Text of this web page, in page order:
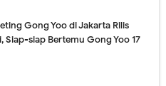
Gong Yoo di Jakarta Rilis
Siap-siap Bertemu Gong Yoo 17